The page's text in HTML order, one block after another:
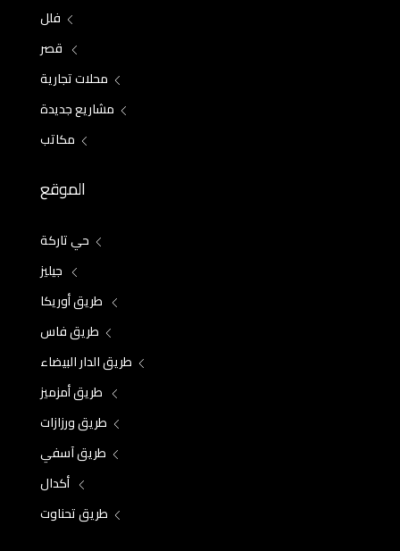
فلل
قصر
محلات تجارية
مشاريع جديدة
مكاتب
الموقع
حي تاركة
جيليز
طريق أوريكا
طريق فاس
طريق الدار البيضاء
طريق أمزميز
طريق ورزازات
طريق آسفي
أكدال
طريق تحناوت